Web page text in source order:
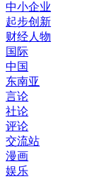
中小企业
起步创新
财经人物
国际
中国
东南亚
言论
社论
评论
交流站
漫画
娱乐